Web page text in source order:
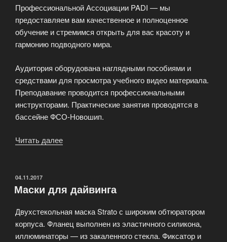
Профессиональной Ассоциации PADI — мы
предоставляем вам качественное и полноценное
обучение и стремимся открыть для вас красоту и
гармонию подводного мира.
Аудитория оборудована наглядными пособиями и
средствами для просмотра учебного видео материала.
Преподавание проводится профессиональными
инструкторами. Практические занятия проводятся в
бассейне ФСО-Новошип.
Читать далее
ОПУБЛИКОВАНО
04.11.2017
Маски для дайвинга
Двухстекольная маска Strato с широким обтюратором
корпуса. Фланец выполнен из эластичного силикона,
иллюминаторы — из закаленного стекла. Фиксатор и